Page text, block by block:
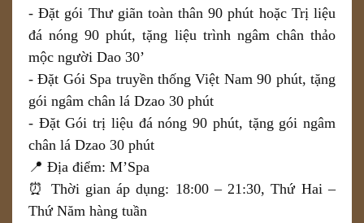
- Đặt gói Thư giãn toàn thân 90 phút hoặc Trị liệu
đá nóng 90 phút, tặng liệu trình ngâm chân thảo
mộc người Dao 30’
- Đặt Gói Spa truyền thống Việt Nam 90 phút, tặng
gói ngâm chân lá Dzao 30 phút
- Đặt Gói trị liệu đá nóng 90 phút, tặng gói ngâm
chân lá Dzao 30 phút
📍 Địa điểm: M’Spa
⏰ Thời gian áp dụng: 18:00 – 21:30, Thứ Hai –
Thứ Năm hàng tuần